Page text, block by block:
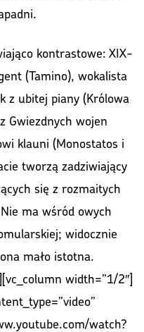
kontrastowe: XIX-
(Tamino), wokalista
z ubitej piany (Królowa
Gwiezdnych wojen
klauni (Monostatos i
tworzą zadziwiający
się z rozmaitych
ma wśród owych
widocznie
mało istotna.
width=”1/2″]
watch?